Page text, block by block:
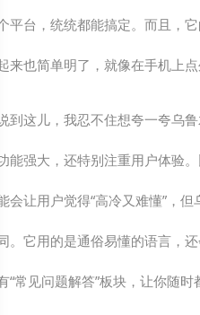
平台，统统都能搞定。而且，
来也简单明了，就像在手机上点
到这儿，我忍不住想夸一夸乌
能强大，还特别注重用户体验
会让用户觉得“高冷又难懂”，
。它用的是通俗易懂的语言，
“常见问题解答”板块，让你随时